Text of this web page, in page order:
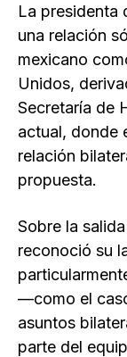
La presidenta
una relación
mexicano
Unidos,
Secretaría de
actual, donde
relación
propuesta.
Sobre la
reconoció su
—como el
asuntos
parte del